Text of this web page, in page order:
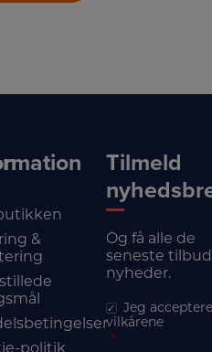
&
politik
Tilmeld
Og få alle de
seneste
nyheder.
Jeg
vilkårene
*